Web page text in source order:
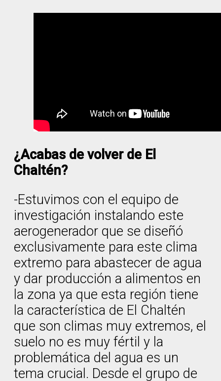
¿Acabas de volver de El
Chaltén?
-Estuvimos con el equipo de
investigación instalando este
aerogenerador que se diseñó
exclusivamente para este clima
extremo para abastecer de agua
y dar producción a alimentos en
la zona ya que esta región tiene
la característica de El Chaltén
que son climas muy extremos, el
suelo no es muy fértil y la
problemática del agua es un
tema crucial. Desde el grupo de